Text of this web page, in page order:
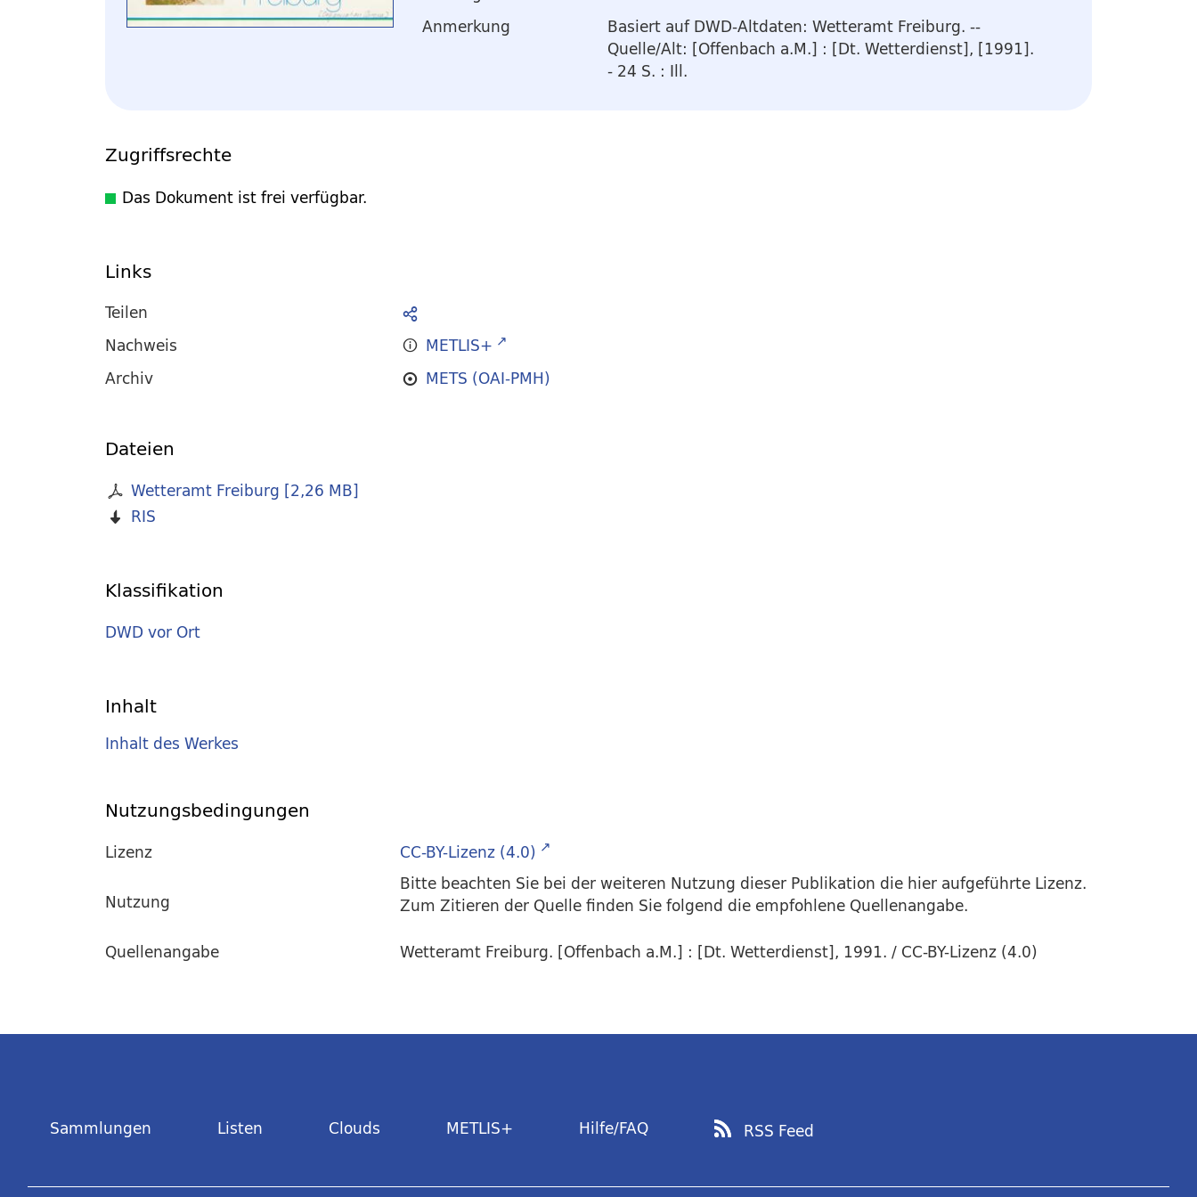
Anmerkung
Basiert auf DWD-Altdaten: Wetteramt Freiburg. --
Quelle/Alt: [Offenbach a.M.] : [Dt. Wetterdienst], [1991].
- 24 S. : Ill.
Zugriffsrechte
Das Dokument ist frei verfügbar.
Links
Teilen
Nachweis
METLIS+
Archiv
METS (OAI-PMH)
Dateien
Wetteramt Freiburg [2,26 MB]
RIS
Klassifikation
DWD vor Ort
Inhalt
Inhalt des Werkes
Nutzungsbedingungen
Lizenz
CC-BY-Lizenz (4.0)
Nutzung
Bitte beachten Sie bei der weiteren Nutzung dieser Publikation die hier aufgeführte Lizenz.
Zum Zitieren der Quelle finden Sie folgend die empfohlene Quellenangabe.
Quellenangabe
Wetteramt Freiburg. [Offenbach a.M.] : [Dt. Wetterdienst], 1991. / CC-BY-Lizenz (4.0)
Sammlungen Listen Clouds METLIS+ Hilfe/FAQ RSS Feed